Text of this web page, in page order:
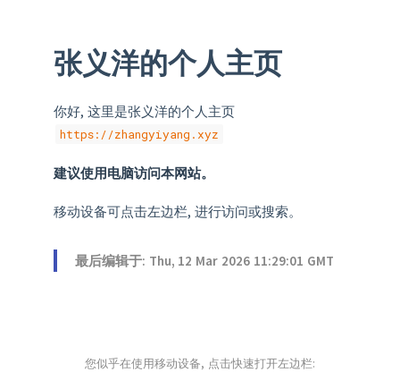
张义洋的个人主页
你好, 这里是张义洋的个人主页
https://zhangyiyang.xyz
建议使用电脑访问本网站。
移动设备可点击左边栏, 进行访问或搜索。
最后编辑于: Thu, 12 Mar 2026 11:29:01 GMT
您似乎在使用移动设备, 点击快速打开左边栏: